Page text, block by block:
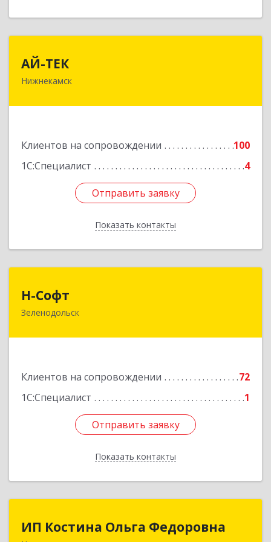
АЙ-ТЕК
Нижнекамск
Клиентов на сопровождении
100
1С:Специалист
4
Отправить заявку
Показать контакты
423570, Татарстан Респ, Нижнекамский р-н,
Подробнее
Отправить заявку
Назад
Н-Софт
Зеленодольск
Клиентов на сопровождении
72
1С:Специалист
1
Отправить заявку
Показать контакты
422521, Татарстан Респ (Татарстан),
Подробнее
Отправить заявку
Назад
ИП Костина Ольга Федоровна